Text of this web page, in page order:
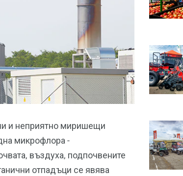
и неприятно миришещи
микрофлора -
въздуха, подпочвените
отпадъци се явява